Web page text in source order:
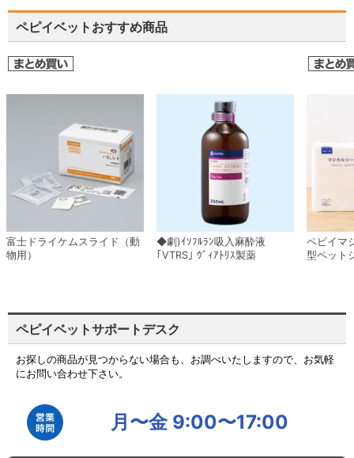
ペピイベットおすすめ商品
富士ドライケムスライド（動
物用）
◆劇)ｲｿﾌﾙﾗﾝ吸入麻酔液
｢VTRS｣ ｳﾞｨｱﾄﾘｽ製薬
ペピイマ
型ペット
ペピイベットサポートデスク
お探しの商品が見つからない場合も、お調べいたしますので、お気軽
にお問い合わせ下さい。
月〜金 9:00〜17:00